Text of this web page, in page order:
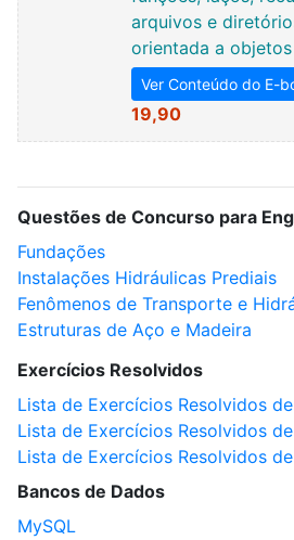
arquivos e
orientada a
Ver Conteúdo do E-
19,90
Questões de Concurso para
Fundações
Instalações Hidráulicas Prediais
Fenômenos de Transporte e
Estruturas de Aço e Madeira
Exercícios Resolvidos
Lista de Exercícios Resolvidos
Lista de Exercícios Resolvidos
Lista de Exercícios Resolvidos
Bancos de Dados
MySQL